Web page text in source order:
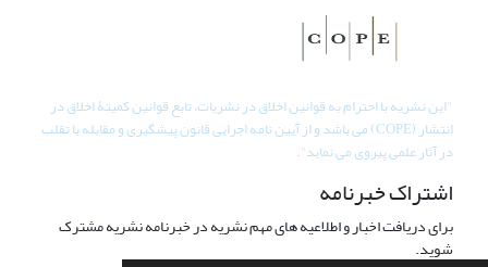
"این نشریه با احترام به قوانین اخلاق در نشریات، تابع قوانین کمیتۀ اخلاق در
انتشار (COPE) می باشد و از آیین نامه اجرایی قانون پیشگیری و مقابله با تقلب
در آثار علمی پیروی می نماید".
اشتراک خبرنامه
برای دریافت اخبار و اطلاعیه های مهم نشریه در خبرنامه نشریه مشترک
شوید.